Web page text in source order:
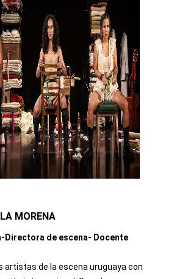
MORENA
Directora de escena- Docente
artistas de la escena uruguaya con